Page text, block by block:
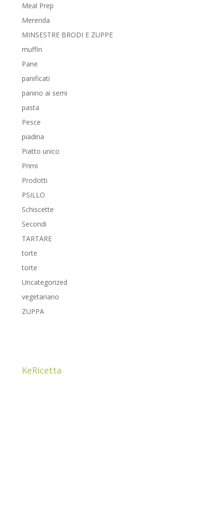
Meal Prep
Merenda
MINSESTRE BRODI E ZUPPE
muffin
Pane
panificati
panino ai semi
pasta
Pesce
piadina
Piatto unico
Primi
Prodotti
PSILLO
Schiscette
Secondi
TARTARE
torte
torte
Uncategorized
vegetariano
ZUPPA
KeRicetta